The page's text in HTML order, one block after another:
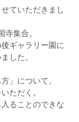
ていただきまし
寺集合。
ギャラリー園に
した。
」について。
ただく。
ることのできな